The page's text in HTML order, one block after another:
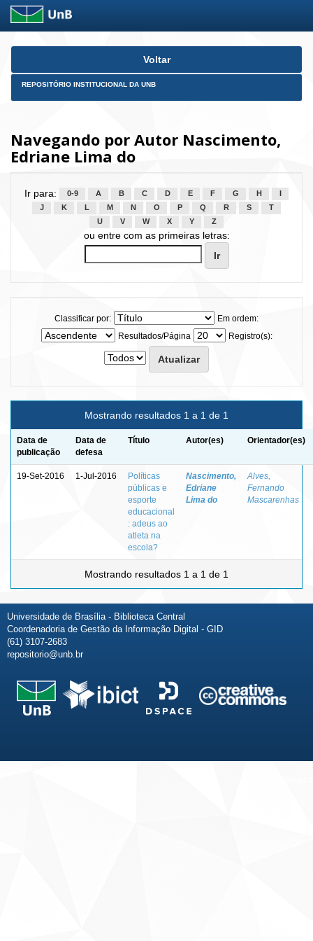
Skip
Voltar
REPOSITÓRIO INSTITUCIONAL DA UNB
Navegando por Autor Nascimento,
Edriane Lima do
Ir para: 0-9 A B C D E F G H
J
K L M N O P Q R S
T
U
V W X Y Z
ou entre com as primeiras letras:
Classificar por:
Em ordem:
Resultados/Página
Registro(s):
Mostrando resultados 1 a 1 de 1
Data de
publicação
Data de
defesa
Título Autor(es) Orientador(es)
19-Set-2016 1-Jul-2016
Políticas
públicas e
esporte
educacional
: adeus ao
atleta na
escola?
Nascimento,
Edriane
Lima do
Alves,
Fernando
Mascarenhas
Mostrando resultados 1 a 1 de 1
Universidade de Brasília - Biblioteca Central
Coordenadoria de Gestão da Informação Digital - GID
(61) 3107-2683
repositorio@unb.br